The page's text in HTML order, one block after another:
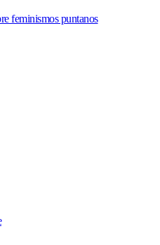
feminismos puntanos